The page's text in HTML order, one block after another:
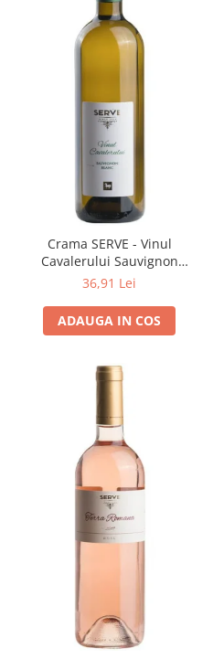
Crama SERVE - Vinul
Cavalerului Sauvignon
Blanc
36,91 Lei
ADAUGA IN COS